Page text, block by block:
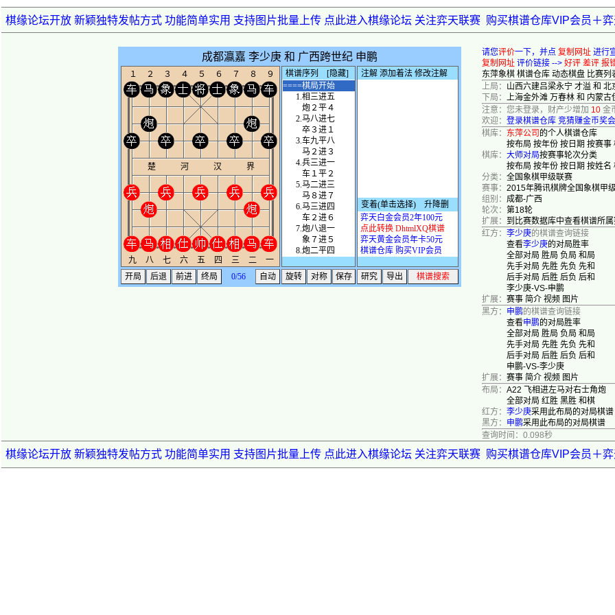
棋缘论坛开放 新颖独特发帖方式 功能简单实用 支持图片批量上传 点此进入棋缘论坛 关注弈天联赛 购买棋谱仓库VIP会员＋
请您评价一下，并点 复制网址 进行
复制网址 评价链接 --> 好评 差评 报
东萍象棋 棋谱仓库 动态棋盘 比赛列
上局： 山西六建吕梁永宁 才溢 和 北
下局： 上海金外滩 万春林 和 内蒙古
注意：您未登录，财产少增加 10 金
欢迎： 登录棋谱仓库 竞猜赚金币奖
棋库： 东萍公司 的个人棋谱仓库
按布局 按年份 按日期 按赛事
棋库： 大师对局按赛事轮次分类
按布局 按年份 按日期 按姓名
分类： 全国象棋甲级联赛
赛事： 2015年腾讯棋牌全国象棋甲
组别： 成都-广西
轮次： 第18轮
扩展： 到比赛数据库中查看棋谱所
红方： 李少庚的棋谱查询链接
查看李少庚的对局胜率
全部对局 胜局 负局 和局
先手对局 先胜 先负 先和
后手对局 后胜 后负 后和
李少庚-VS-申鹏
扩展： 赛事 简介 视频 图片
黑方： 申鹏的棋谱查询链接
查看申鹏的对局胜率
全部对局 胜局 负局 和局
先手对局 先胜 先负 先和
后手对局 后胜 后负 后和
申鹏-VS-李少庚
扩展： 赛事 简介 视频 图片
布局： A22 飞相进左马对右士角炮
全部对局 红胜 黑胜 和棋
红方： 李少庚采用此布局的对局棋谱
黑方： 申鹏采用此布局的对局棋谱
查询时间：0.098秒
棋缘论坛开放 新颖独特发帖方式 功能简单实用 支持图片批量上传 点此进入棋缘论坛 关注弈天联赛 购买棋谱仓库VIP会员＋